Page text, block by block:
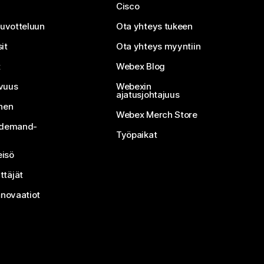
Cisco
Ota yhteys tukeen
Ota yhteys myyntiin
Webex Blog
Webexin
ajatusjohtajuus
Webex Merch Store
Työpaikat